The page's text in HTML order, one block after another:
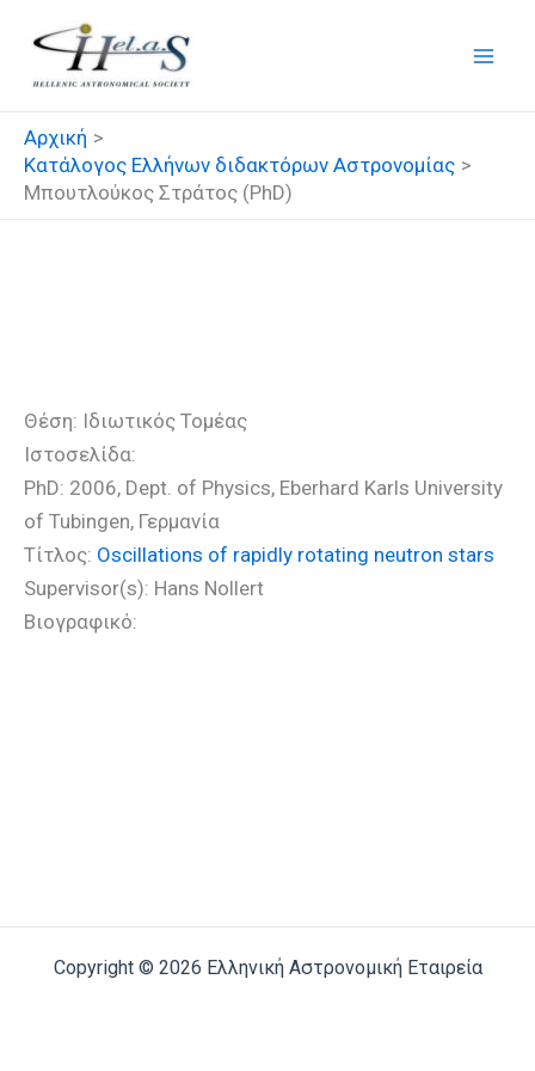
στο
περιεχόμενο
Αρχική
Κατάλογος Ελλήνων διδακτόρων Αστρονομίας
Μπουτλούκος Στράτος (PhD)
Θέση: Ιδιωτικός Τομέας
Ιστοσελίδα:
PhD: 2006, Dept. of Physics, Eberhard Karls University
of Tubingen, Γερμανία
Τίτλος: Oscillations of rapidly rotating neutron stars
Supervisor(s): Hans Nollert
Βιογραφικό:
Copyright © 2026 Ελληνική Αστρονομική Εταιρεία